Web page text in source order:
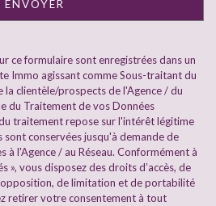
8 310
56,53 %
15,63 %
ENVOYER
ce formulaire sont enregistrées dans un
Immo agissant comme Sous-traitant du
clientèle/prospects de l'Agence / du
du Traitement de vos Données
traitement repose sur l'intérêt légitime
sont conservées jusqu'à demande de
à l'Agence / au Réseau. Conformément à
», vous disposez des droits d’accès, de
de limitation et de portabilité
retirer votre consentement à tout